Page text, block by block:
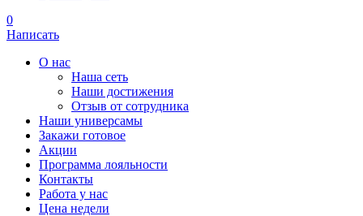
0
Написать
О нас
Наша сеть
Наши достижения
Отзыв от сотрудника
Наши универсамы
Закажи готовое
Акции
Программа лояльности
Контакты
Работа у нас
Цена недели